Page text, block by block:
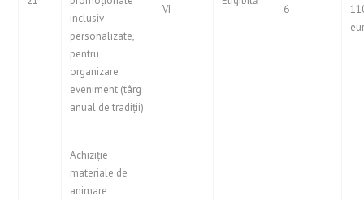
inclusiv
personalizate,
pentru
organizare
eveniment (târg
anual de tradiții)
VI 6
Achiziție
materiale de
animare